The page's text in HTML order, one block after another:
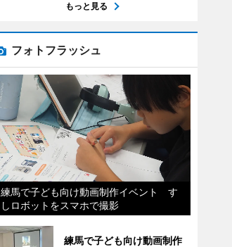
もっと見る
フォトフラッシュ
練馬で子ども向け動画制作イベント す
しロボットをスマホで撮影
練馬で子ども向け動画制作